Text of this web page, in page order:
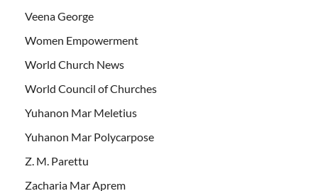
Veena George
Women Empowerment
World Church News
World Council of Churches
Yuhanon Mar Meletius
Yuhanon Mar Polycarpose
Z. M. Parettu
Zacharia Mar Aprem